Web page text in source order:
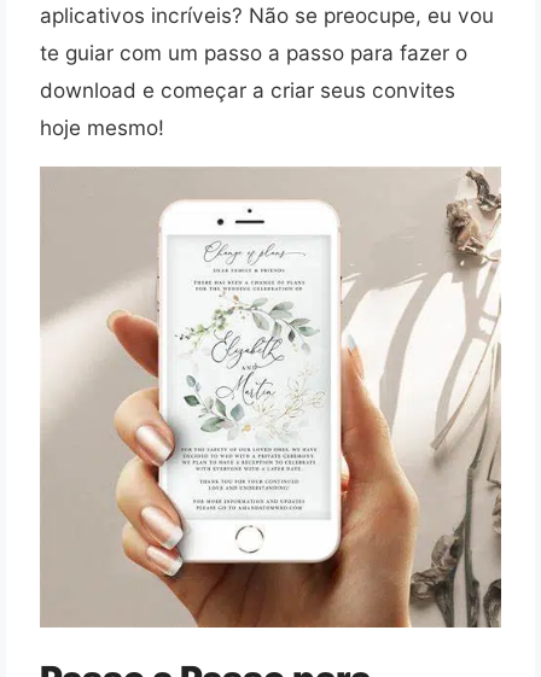
aplicativos incríveis? Não se preocupe, eu vou
te guiar com um passo a passo para fazer o
download e começar a criar seus convites
hoje mesmo!